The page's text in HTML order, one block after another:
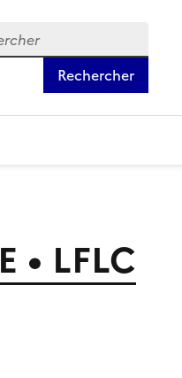
e
h
e
Rechercher
• LFLC